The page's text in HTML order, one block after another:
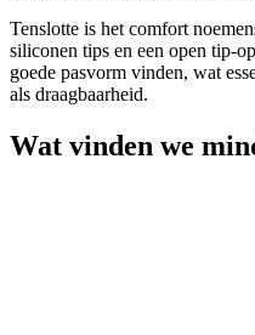
Tenslotte is het comfort
siliconen tips en een open
goede pasvorm vinden, wat
als draagbaarheid.
Wat vinden we